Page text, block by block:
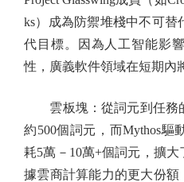
ks）成為防禦堆棧中不可替
代目標。因為人工智能影
性，廣義軟件領域在短期內
雲板塊：從詞元到任務
約500個詞元，而Mythos驅
耗5萬－10萬+個詞元，擴大
據雲商計算能力的更大份